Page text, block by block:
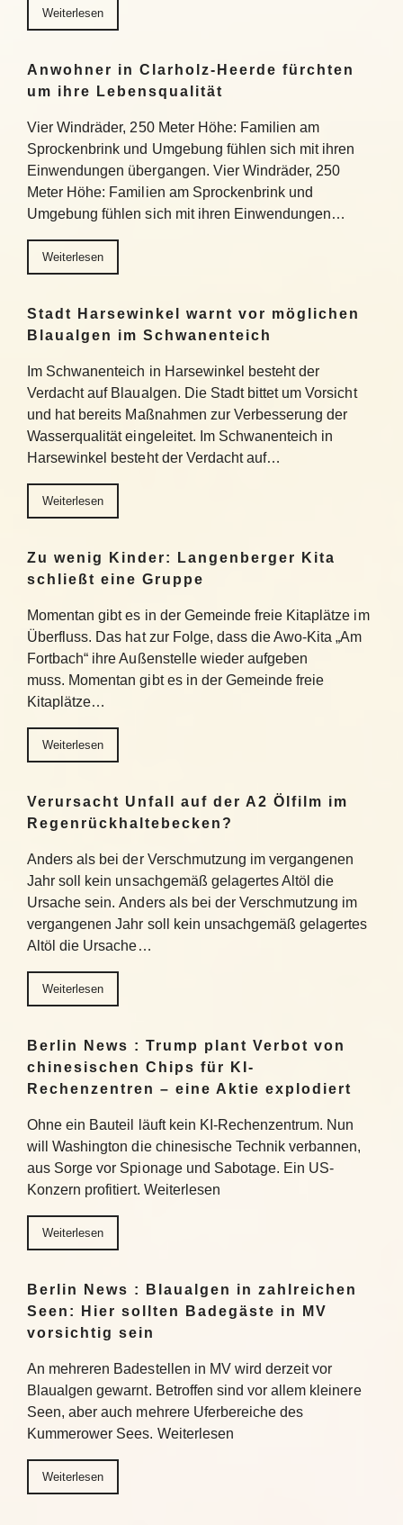
Weiterlesen
Anwohner in Clarholz-Heerde fürchten
um ihre Lebensqualität
Vier Windräder, 250 Meter Höhe: Familien am
Sprockenbrink und Umgebung fühlen sich mit ihren
Einwendungen übergangen. Vier Windräder, 250
Meter Höhe: Familien am Sprockenbrink und
Umgebung fühlen sich mit ihren Einwendungen…
Weiterlesen
Stadt Harsewinkel warnt vor möglichen
Blaualgen im Schwanenteich
Im Schwanenteich in Harsewinkel besteht der
Verdacht auf Blaualgen. Die Stadt bittet um Vorsicht
und hat bereits Maßnahmen zur Verbesserung der
Wasserqualität eingeleitet. Im Schwanenteich in
Harsewinkel besteht der Verdacht auf…
Weiterlesen
Zu wenig Kinder: Langenberger Kita
schließt eine Gruppe
Momentan gibt es in der Gemeinde freie Kitaplätze im
Überfluss. Das hat zur Folge, dass die Awo-Kita „Am
Fortbach“ ihre Außenstelle wieder aufgeben
muss. Momentan gibt es in der Gemeinde freie
Kitaplätze…
Weiterlesen
Verursacht Unfall auf der A2 Ölfilm im
Regenrückhaltebecken?
Anders als bei der Verschmutzung im vergangenen
Jahr soll kein unsachgemäß gelagertes Altöl die
Ursache sein. Anders als bei der Verschmutzung im
vergangenen Jahr soll kein unsachgemäß gelagertes
Altöl die Ursache…
Weiterlesen
Berlin News : Trump plant Verbot von
chinesischen Chips für KI-
Rechenzentren – eine Aktie explodiert
Ohne ein Bauteil läuft kein KI-Rechenzentrum. Nun
will Washington die chinesische Technik verbannen,
aus Sorge vor Spionage und Sabotage. Ein US-
Konzern profitiert. Weiterlesen
Weiterlesen
Berlin News : Blaualgen in zahlreichen
Seen: Hier sollten Badegäste in MV
vorsichtig sein
An mehreren Badestellen in MV wird derzeit vor
Blaualgen gewarnt. Betroffen sind vor allem kleinere
Seen, aber auch mehrere Uferbereiche des
Kummerower Sees. Weiterlesen
Weiterlesen